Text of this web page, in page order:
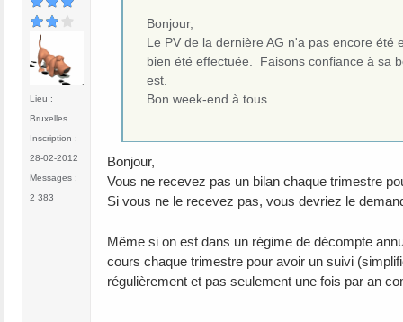
Lieu :
Bruxelles
Inscription :
28-02-2012
Messages :
2 383
Bonjour,
Le PV de la dernière AG n'a pas encore
bien été effectuée. Faisons confiance à sa
est.
Bon week-end à tous.
Bonjour,
Vous ne recevez pas un bilan chaque trimestre
Si vous ne le recevez pas, vous devriez le
Même si on est dans un régime de décompte
cours chaque trimestre pour avoir un suivi
régulièrement et pas seulement une fois par an